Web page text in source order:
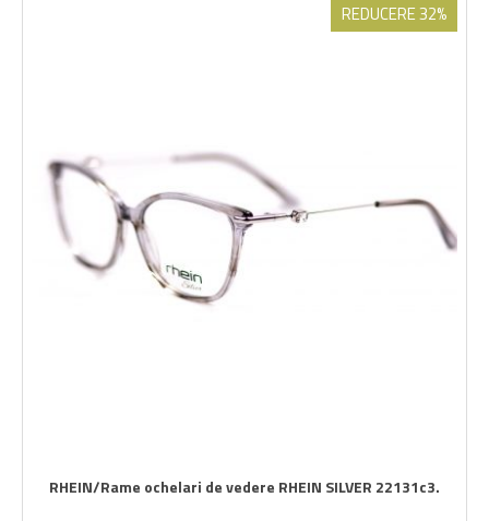
REDUCERE 32%
RHEIN/Rame ochelari de vedere RHEIN SILVER 22131c3.